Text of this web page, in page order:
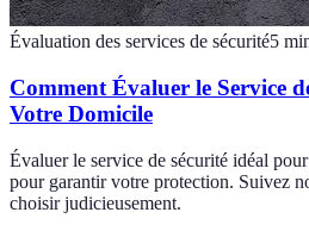
Évaluation des services de sécurité5
Comment Évaluer le Service
Votre Domicile
Évaluer le service de sécurité idéal
pour garantir votre protection. Suivez
choisir judicieusement.